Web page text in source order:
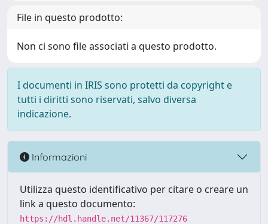
File in questo prodotto:
Non ci sono file associati a questo prodotto.
I documenti in IRIS sono protetti da copyright e
tutti i diritti sono riservati, salvo diversa
indicazione.
Informazioni
Utilizza questo identificativo per citare o creare un
link a questo documento:
https://hdl.handle.net/11367/117276